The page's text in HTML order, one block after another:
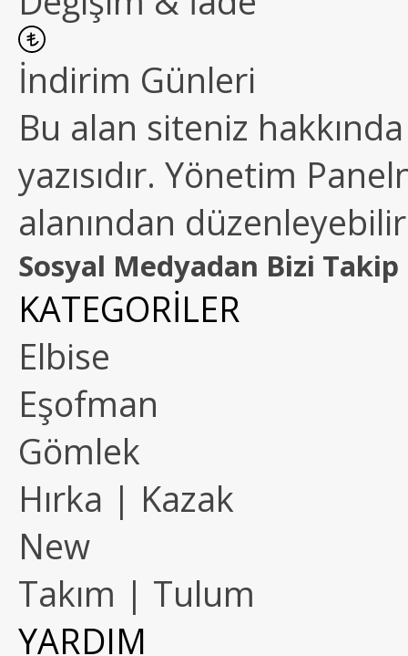
İndirim Günleri
Bu alan siteniz
yazısıdır. Yönetim
alanından
Sosyal Medyadan Bizi Takip
KATEGORİLER
Elbise
Eşofman
Gömlek
Hırka | Kazak
New
Takım | Tulum
YARDIM